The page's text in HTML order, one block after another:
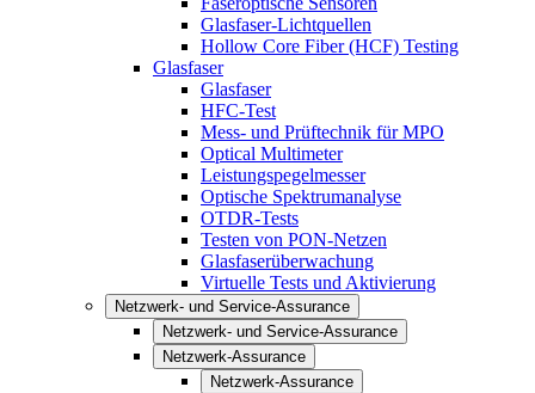
Glasfaser-Lichtquellen
Hollow Core Fiber (HCF) Testing
Glasfaser
Glasfaser
HFC-Test
Mess- und Prüftechnik für MPO
Optical Multimeter
Leistungspegelmesser
Optische Spektrumanalyse
OTDR-Tests
Testen von PON-Netzen
Glasfaserüberwachung
Virtuelle Tests und Aktivierung
Netzwerk- und Service-Assurance
Netzwerk- und Service-Assurance
Netzwerk-Assurance
Netzwerk-Assurance